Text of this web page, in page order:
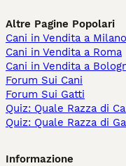
Altre Pagine Popolari
Cani in Vendita a Milano
Cani in Vendita a Roma
Cani in Vendita a
Forum Sui Cani
Forum Sui Gatti
Quiz: Quale Razza di
Quiz: Quale Razza di
Informazione